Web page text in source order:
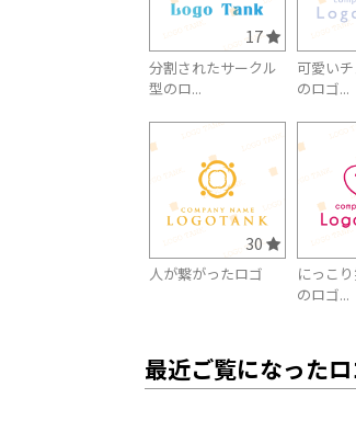
17
分割されたサークル
型のロ...
可愛い
のロゴ...
30
人が繋がったロゴ
にっこ
のロゴ...
最近ご覧になった